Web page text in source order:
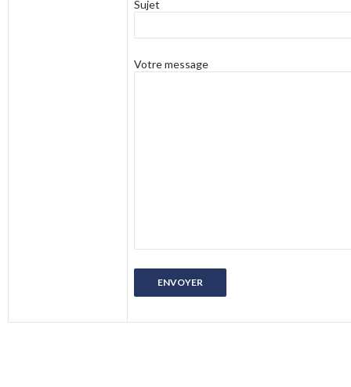
Sujet
Votre message